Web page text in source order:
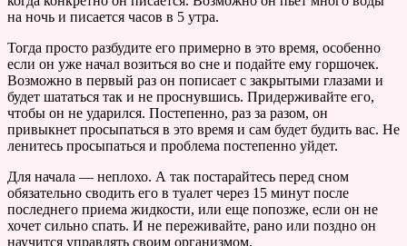
на ночь и писается часов в 5 утра.
Тогда просто разбудите его примерно в это время, особенно
если он уже начал возиться во сне и подайте ему горшочек.
Возможно в первый раз он пописает с закрытыми глазами и
будет шататься так и не проснувшись. Придерживайте его,
чтобы он не ударился. Постепенно, раз за разом, он
привыкнет просыпаться в это время и сам будет будить вас. Не
ленитесь просыпаться и проблема постепенно уйдет.
Для начала — неплохо. А так постарайтесь перед сном
обязательно сводить его в туалет через 15 минут после
последнего приема жидкости, или еще попозже, если он не
хочет сильно спать. И не переживайте, рано или поздно он
научится управлять своим организмом.